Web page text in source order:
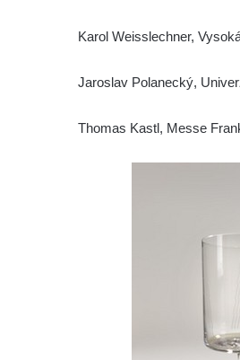
Karol Weisslechner,
Jaroslav Polanecký,
Thomas Kastl, Messe